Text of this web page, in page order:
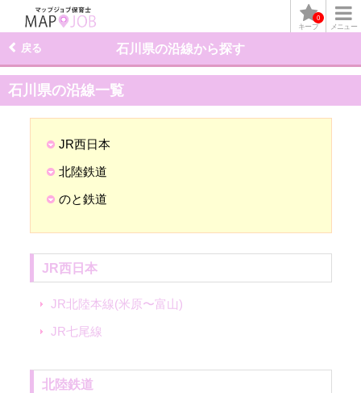
メニュー
キープ
0
石川県の沿線から探す
戻る
石川県の沿線一覧
JR西日本
北陸鉄道
のと鉄道
JR西日本
JR北陸本線(米原〜富山)
JR七尾線
北陸鉄道